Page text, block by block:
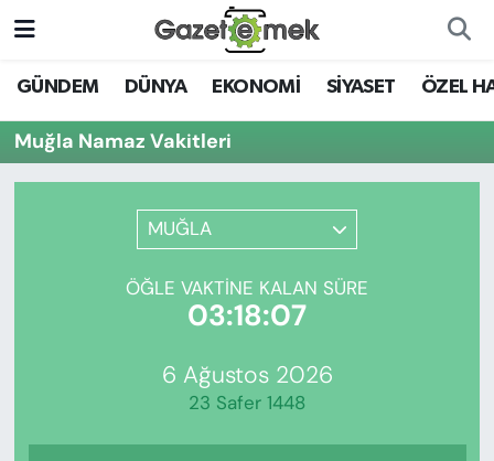
GÜNDEM DÜNYA EKONOMİ SİYASET ÖZEL
Muğla Namaz Vakitleri
MUĞLA
ÖĞLE VAKTINE KALAN SÜRE
03:18:07
6 Ağustos 2026
23 Safer 1448
DÜNYA
EKONOMİ
YENİ MEDYADA EMEK
GAZETECİLİĞİNİ GELİŞTİRMEK
EĞİTİM
Nöbetçi Eczaneler
Hava Durumu
Trafik Durumu
Süper Lig Puan Durumu ve Fikstür
Tüm Manşetler